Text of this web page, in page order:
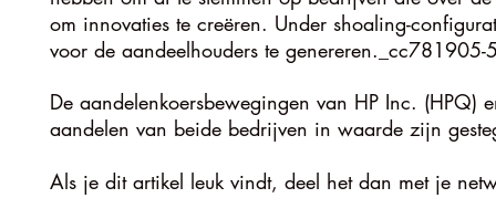
om innovaties te creëren. Under shoaling-
voor de aandeelhouders te
De aandelenkoersbewegingen van HP Inc.
aandelen van beide bedrijven in waarde zijn
Als je dit artikel leuk vindt, deel het dan met je